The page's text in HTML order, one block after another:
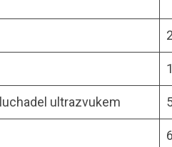
ultrazvukem